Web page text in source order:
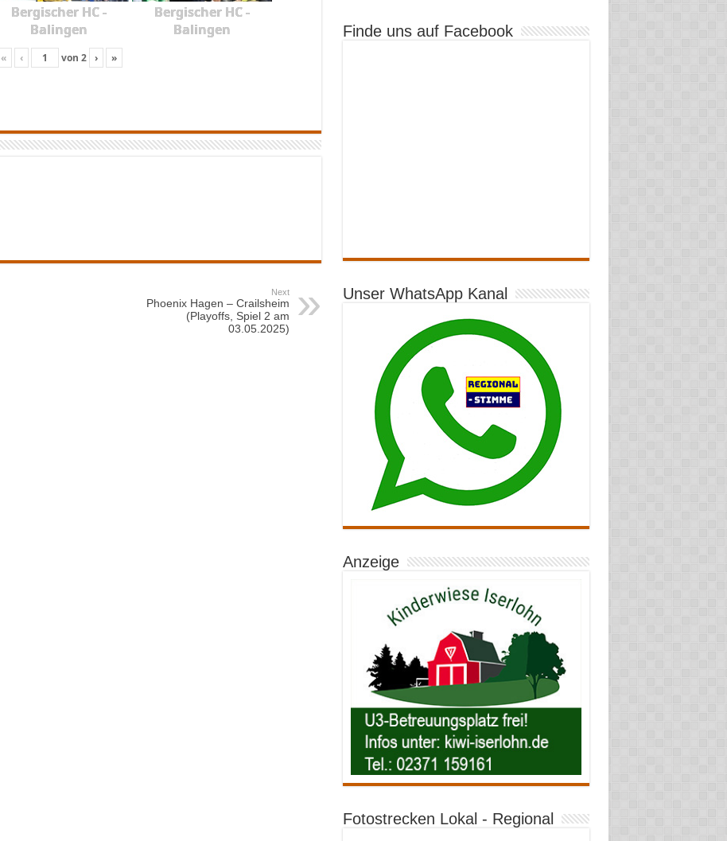
Bergischer HC -
Balingen
Bergischer HC -
Balingen
« ‹ von 2 › »
Next
Phoenix Hagen – Crailsheim
(Playoffs, Spiel 2 am
03.05.2025)
Finde uns auf Facebook
Unser WhatsApp Kanal
Anzeige
Fotostrecken Lokal - Regional